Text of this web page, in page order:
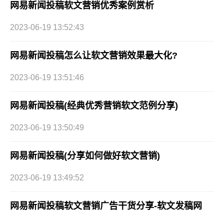
网易新闻投稿软文营销优秀案例赏析
2023-06-19 13:52:43
网易新闻投稿怎么让软文营销效果最大化?
2023-06-19 13:51:46
网易新闻投稿(经典优秀营销软文范例分享)
2023-06-19 13:50:49
网易新闻投稿(分享如何做好软文营销)
2023-06-19 13:49:52
网易新闻投稿软文营销广告干货分享-软文发稿网